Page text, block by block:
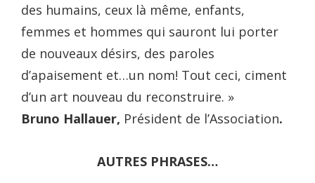
des humains, ceux là même, enfants,
femmes et hommes qui sauront lui porter
de nouveaux désirs, des paroles
d’apaisement et…un nom! Tout ceci, ciment
d’un art nouveau du reconstruire. »
Bruno Hallauer, Président de l’Association.
AUTRES PHRASES…